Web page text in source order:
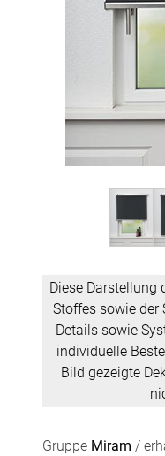
Diese Darstellung
Stoffes sowie der
Details sowie
individuelle
Bild gezeigte
Gruppe Miram /